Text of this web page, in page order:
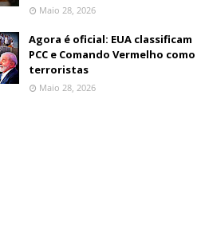
Maio 28, 2026
Agora é oficial: EUA classificam
PCC e Comando Vermelho como
terroristas
Maio 28, 2026